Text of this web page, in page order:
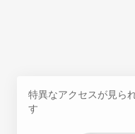
特異なアクセスが見ら
す